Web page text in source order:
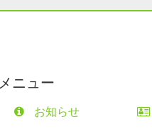
メニュー
お知らせ